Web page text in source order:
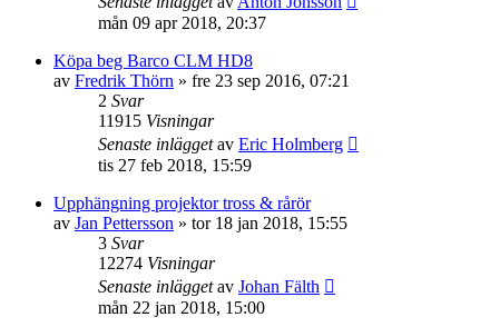
mån 09 apr 2018, 20:37
Köpa beg Barco CLM HD8
av Fredrik Thörn » fre 23 sep 2016, 07:21
2 Svar
11915 Visningar
Senaste inläggetav Eric Holmberg
tis 27 feb 2018, 15:59
Upphängning projektor tross & rårör
av Jan Pettersson » tor 18 jan 2018, 15:55
3 Svar
12274 Visningar
Senaste inläggetav Johan Fälth
mån 22 jan 2018, 15:00